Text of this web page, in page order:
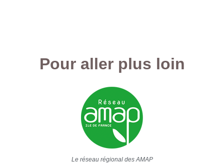
Pour aller plus loin
Le réseau régional des AMAP